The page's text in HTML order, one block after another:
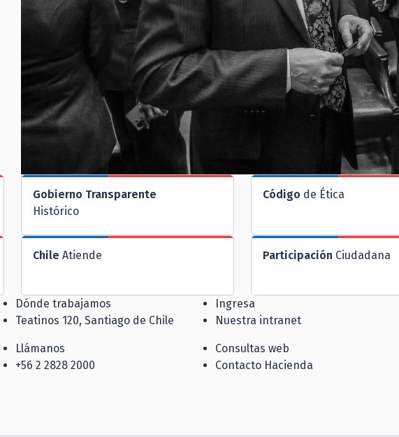
Gobierno Transparente
Histórico
Código de Ética
Chile Atiende Participación Ciudadana
Dónde trabajamos
Teatinos 120, Santiago de Chile
Llámanos
+56 2 2828 2000
Ingresa
Nuestra intranet
Consultas web
Contacto Hacienda